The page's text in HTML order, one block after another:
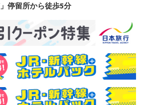
停留所から徒歩5分